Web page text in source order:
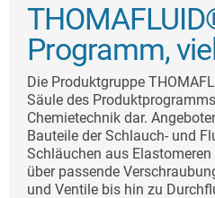
Programm,
Die Produktgruppe
Säule des
Chemietechnik dar.
Bauteile der Schlauch- und
Schläuchen aus
über passende
und Ventile bis hin zu